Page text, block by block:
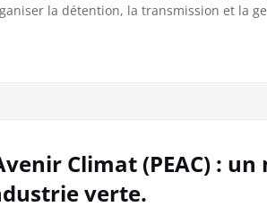
la détention, la transmission et la
Climat (PEAC) :
verte.